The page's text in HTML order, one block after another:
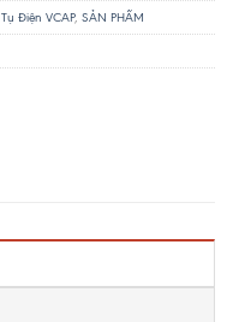
Tụ Điện VCAP, SẢN PHẨM